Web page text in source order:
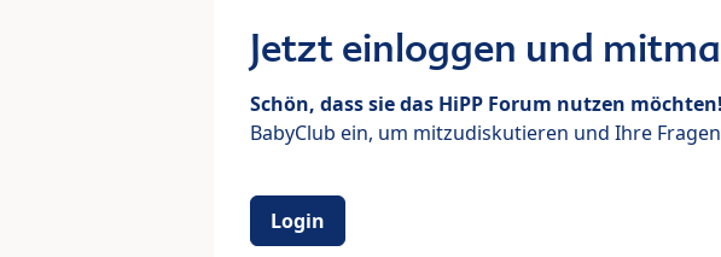
Jetzt einloggen und
Schön, dass sie das HiPP Forum nutzen möchten!
BabyClub ein, um mitzudiskutieren und Ihre
Login